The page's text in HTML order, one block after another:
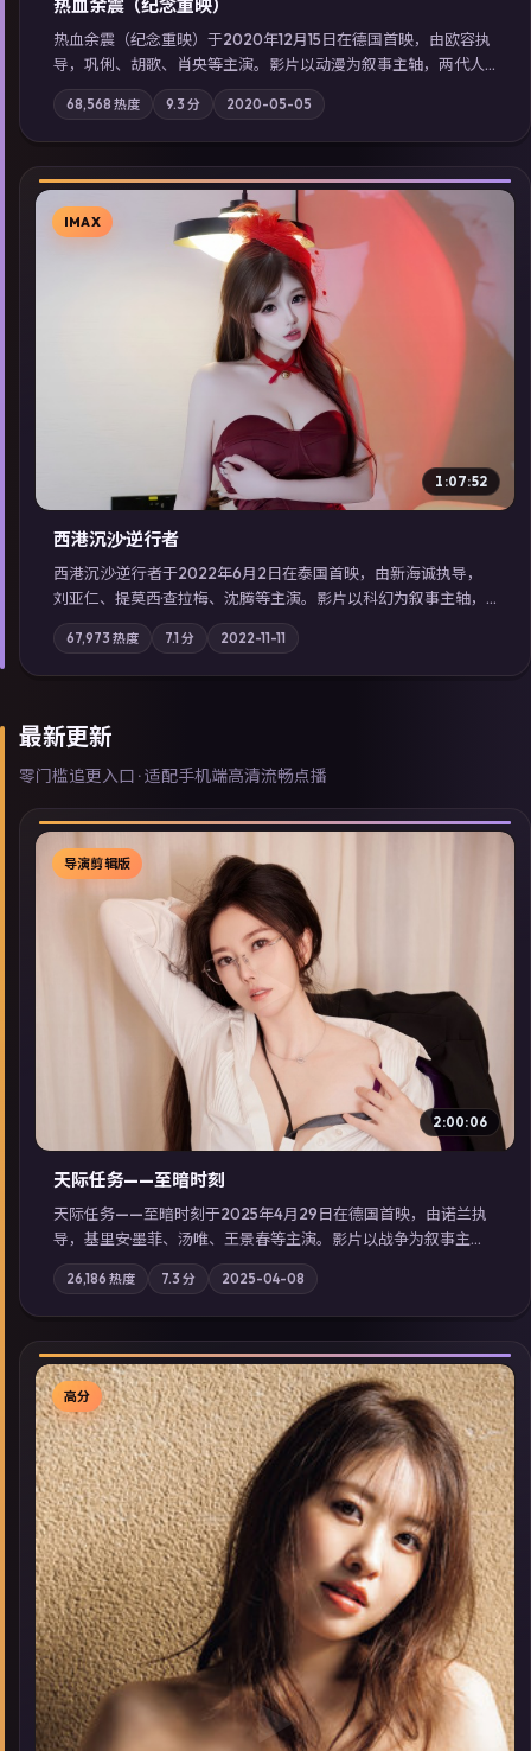
热血余震（纪念重映）
热血余震（纪念重映）于2020年12月15日在德国首映，由欧容执
导，巩俐、胡歌、肖央等主演。影片以动漫为叙事主轴，两代人
的执念在暴风雨夜正面相撞；摄影与配乐强化地域气质；站内亦
可通过「国产免费观看高清电视剧在线看」延展检索同类型高分
佳作，畅享高清在线追剧体验。
68,568 热度 9.3 分 2020-05-05
▶
IMAX
1:07:52
西港沉沙·逆行者
西港沉沙·逆行者于2022年6月2日在泰国首映，由新海诚执导，
刘亚仁、提莫西·查拉梅、沈腾等主演。影片以科幻为叙事主轴，
失踪人口档案牵出跨国灰色产业链；摄影与配乐强化地域气质；
站内亦可通过「国产免费观看高清电视剧在线看」延展检索同类
型高分佳作，畅享高清在线追剧体验。
67,973 热度 7.1分 2022-11-11
最新更新
零门槛追更入口 · 适配手机端高清流畅点播
▶
导演剪辑版
2:00:06
天际任务——至暗时刻
天际任务——至暗时刻于2025年4月29日在德国首映，由诺兰执
导，基里安·墨菲、汤唯、王景春等主演。影片以战争为叙事主
轴，城市霓虹背后，有人用规则改写命运；摄影与配乐强化地域
气质；站内亦可通过「国产免费观看高清电视剧在线看」延展检
索同类型高分佳作，畅享高清在线追剧体验。
26,186 热度 7.3 分 2025-04-08
▶
高分